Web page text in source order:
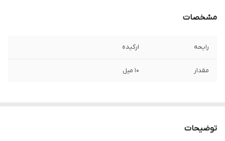
مشخصات
رایحه ارکیده
مقدار ۱۰ میل
توضیحات